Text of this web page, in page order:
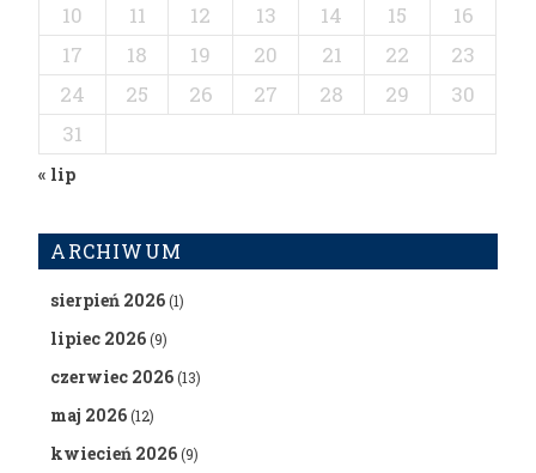
10
11 12 13 14 15
16
17
18 19 20 21 22
23
24
25 26 27 28 29
30
31
« lip
ARCHIWUM
sierpień 2026(1)
lipiec 2026(9)
czerwiec 2026(13)
maj 2026(12)
kwiecień 2026(9)